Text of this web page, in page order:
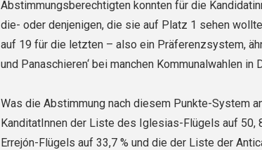
Abstimmungsberechtigten konnten für die
die- oder denjenigen, die sie auf Platz 1 sehen
auf 19 für die letzten – also ein Präferenzsystem,
und Panaschieren‘ bei manchen Kommunalwahlen in
Was die Abstimmung nach diesem Punkte-System
KanditatInnen der Liste des Iglesias-Flügels auf 50,
Errejón-Flügels auf 33,7 % und die der Liste der